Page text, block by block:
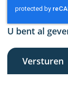
U bent al